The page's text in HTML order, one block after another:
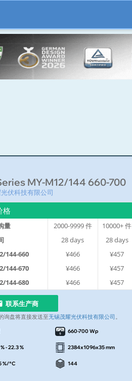
MY-M12/144 660-700
伏科技有限公司
格
量 2000-9999件 10000+件
28days 28days
144-660
¥466
¥457
144-670
¥466
¥457
144-680
¥466 ¥457
联系生产商
询盘将直接发送至无锡茂耀光伏科技有限公司 。
660-700 Wp
- 22.3 % 2384x1096x35 mm
%/°C 144